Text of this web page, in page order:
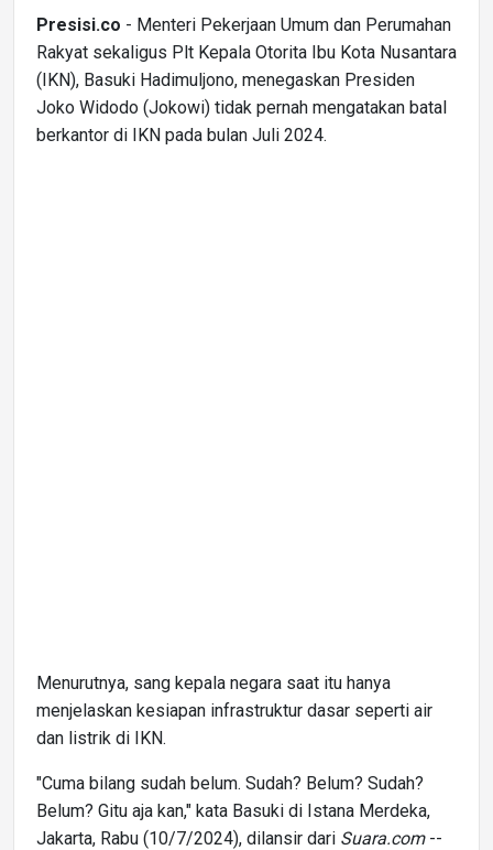
Presisi.co - Menteri Pekerjaan Umum dan Perumahan
Rakyat sekaligus Plt Kepala Otorita Ibu Kota Nusantara
(IKN), Basuki Hadimuljono, menegaskan Presiden
Joko Widodo (Jokowi) tidak pernah mengatakan batal
berkantor di IKN pada bulan Juli 2024.
Menurutnya, sang kepala negara saat itu hanya
menjelaskan kesiapan infrastruktur dasar seperti air
dan listrik di IKN.
"Cuma bilang sudah belum. Sudah? Belum? Sudah?
Belum? Gitu aja kan," kata Basuki di Istana Merdeka,
Jakarta, Rabu (10/7/2024), dilansir dari Suara.com --